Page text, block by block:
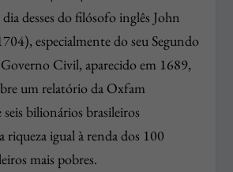
desses do filósofo inglês John
especialmente do seu Segundo
Civil, aparecido em 1689,
um relatório da Oxfam
bilionários brasileiros
riqueza igual à renda dos 100
mais pobres.